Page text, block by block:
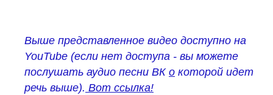
Выше представленное видео доступно на
YouTube (если нет доступа - вы можете
послушать аудио песни ВК о которой идет
речь выше). Вот ссылка!